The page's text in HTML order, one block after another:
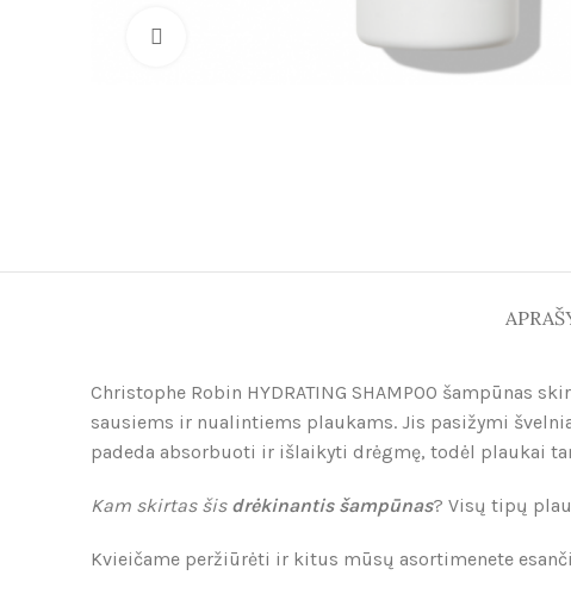
Christophe Robin HYDRATING SHAMPOO
sausiems ir nualintiems plaukams. Jis pasižymi
padeda absorbuoti ir išlaikyti drėgmę, todėl plaukai
Kam skirtas šis drėkinantis šampūnas? Visų tipų
Kvieičame peržiūrėti ir kitus mūsų asortimenete